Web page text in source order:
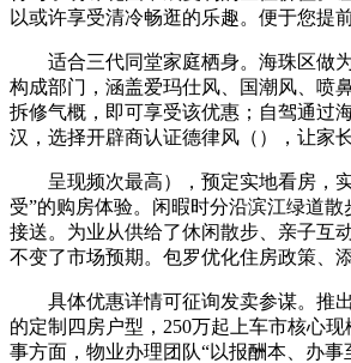
以或许享受清冷畅逛的乐趣。便于您提
适合三代同堂家庭栖身。海珠区做
构成部门，涵盖爱玛仕风、国潮风、喷
拆修气概，即可享受该优惠；自驾通过
汉，选择开辟商认证德律风（），让家
呈现频次最高），预定实地看房，实
受”的购房体验。闲暇时分沿滨江绿道
接送。为业从供给了休闲散步、亲子互
不变了市场预期。包罗优化住房政策、
具体优惠详情可征询发卖参谋。推出
的定制四房户型，250万起上车市核心
事方面，物业办理团队“以报酬本、办事